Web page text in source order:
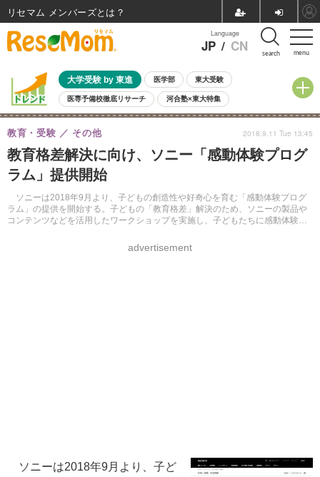
menu
Language
JP / CN search
大学受験 by 東進 医学部 東大受験
医専予備校徹底リサーチ 河合塾×東大特集
親子で考える大学選び 高校受験 中学受験 小学校受験
共通テスト 夏休み
8月開催イベント・WS 全国公立高校 過去問 人気記事
自由研究教材（小学生向け）
教育格差解決に向け、ソニー「感動体験プログ
ラム」提供開始
ソニーは2018年9月より、子どもの創造性や好奇心を育む「感動体験プログ
ラム」の提供を開始する。子どもの「教育格差」解決のため、ソニーの製品や
コンテンツなどを活用したワークショップを実施し、子どもたちに感動体験を
教育・受験 その他
advertisement
2018.9.11 Tue 13:45
ソニーは2018年9月より、子ど
リセマム メンバーズ